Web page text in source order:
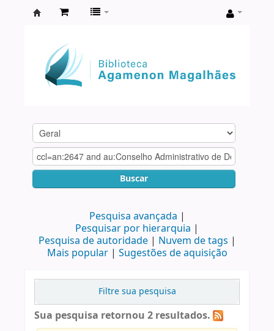
Agamenon
Magalhães
Buscar
Pesquisa avançada
Pesquisar por hierarquia
Pesquisa de autoridade
Nuvem de tags
Mais popular
Sugestões de aquisição
Filtre sua pesquisa
Sua pesquisa retornou 2 resultados.